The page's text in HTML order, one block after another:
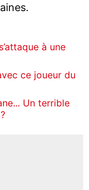
à une
ce joueur du
Un terrible